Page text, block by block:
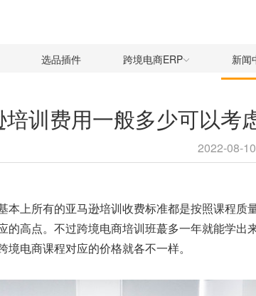
选品插件 跨境电商ERP 新闻
培训费用一般多少可以考
2022-08-10
本上所有的亚马逊培训收费标准都是按照课程
的高点。不过跨境电商培训班蕞多一年就能学
电商课程对应的价格就各不一样。